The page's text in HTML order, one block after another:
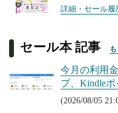
詳細・セール履
セール本 記事
今月の利用
プ、Kindleポ
(2026/08/05